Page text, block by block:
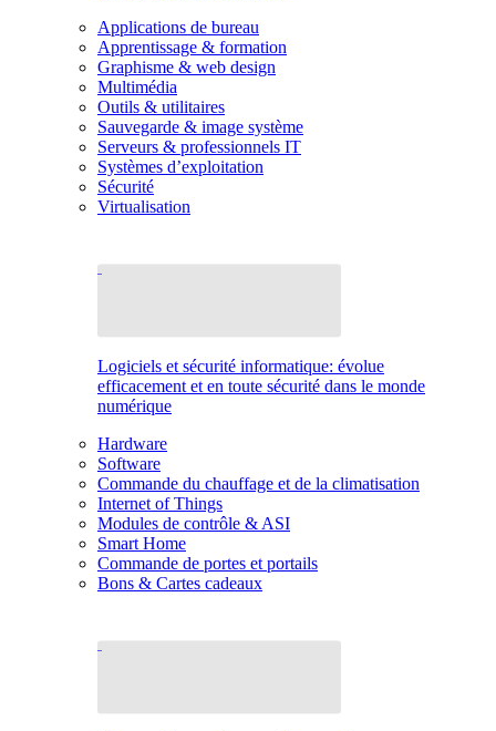
Applications de bureau
Apprentissage & formation
Graphisme & web design
Multimédia
Outils & utilitaires
Sauvegarde & image système
Serveurs & professionnels IT
Systèmes d’exploitation
Sécurité
Virtualisation
Logiciels et sécurité informatique: évolue
efficacement et en toute sécurité dans le monde
numérique
Hardware
Software
Commande du chauffage et de la climatisation
Internet of Things
Modules de contrôle & ASI
Smart Home
Commande de portes et portails
Bons & Cartes cadeaux